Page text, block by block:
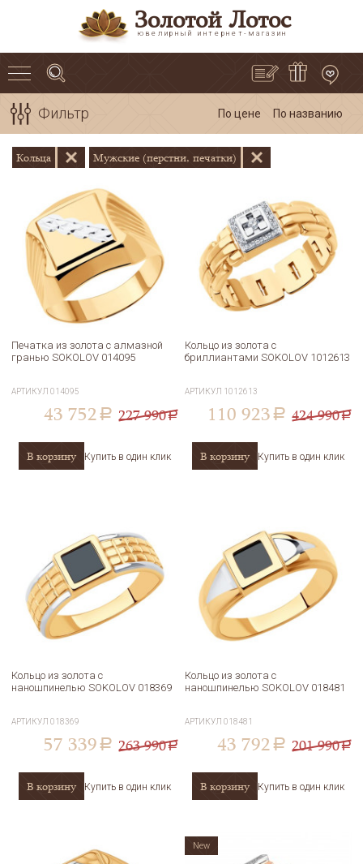
Золотой Лотос
ювелирный интернет-магазин
Фильтр По цене По названию
Кольца Мужские (перстни, печатки)
Печатка из золота с алмазной
гранью SOKOLOV 014095
АРТИКУЛ014095
43 752 a 227 990a
В корзину Купить в один клик
Кольцо из золота с
бриллиантами SOKOLOV 1012613
АРТИКУЛ 1012613
110 923 a 424 990a
В корзину Купить в один клик
Кольцо из золота с
наношпинелью SOKOLOV 018369
АРТИКУЛ018369
57 339 a 263 990a
В корзину Купить в один клик
Кольцо из золота с
наношпинелью SOKOLOV 018481
АРТИКУЛ018481
43 792 a 201 990a
В корзину Купить в один клик
New